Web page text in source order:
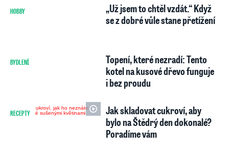
HOBBY
1
„Už jsem to chtěl vzdát.“ Když
se z dobré vůle stane přetížení
BYDLENÍ
1
Topení, které nezradí: Tento
kotel na kusové dřevo funguje
i bez proudu
RECEPTY
Jak skladovat cukroví, aby
bylo na Štědrý den dokonalé?
Poradíme vám